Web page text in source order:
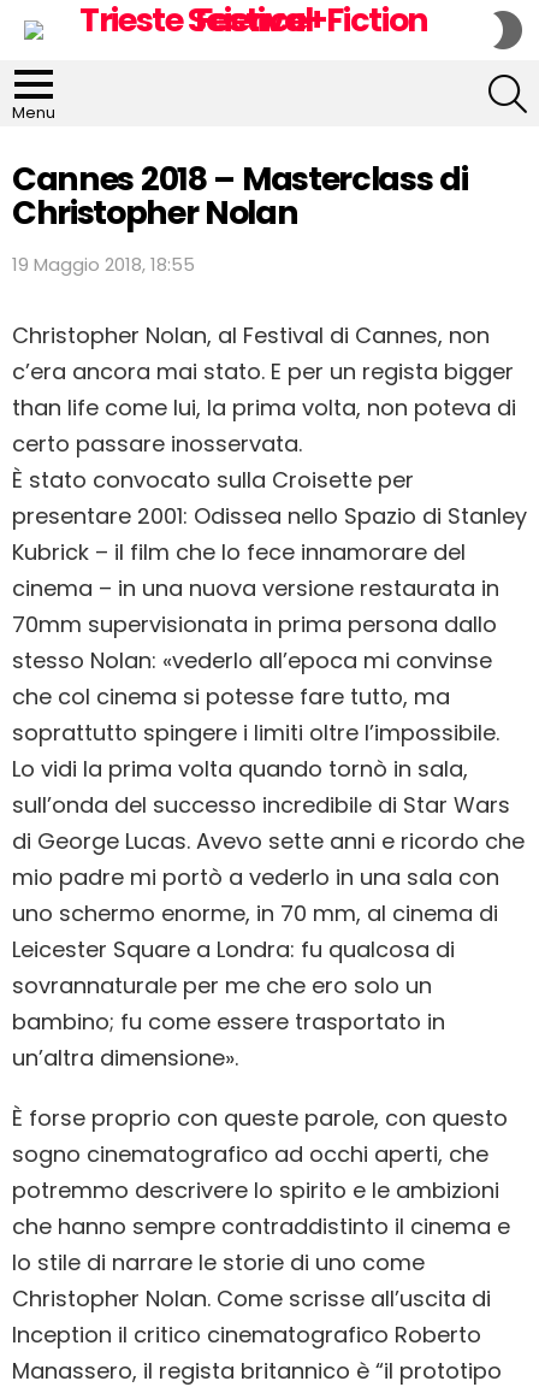
Menu
Cannes 2018 – Masterclass di
Christopher Nolan
19 Maggio 2018, 18:55
Christopher Nolan, al Festival di Cannes, non
c’era ancora mai stato. E per un regista bigger
than life come lui, la prima volta, non poteva di
certo passare inosservata.
È stato convocato sulla Croisette per
presentare 2001: Odissea nello Spazio di Stanley
Kubrick – il film che lo fece innamorare del
cinema – in una nuova versione restaurata in
70mm supervisionata in prima persona dallo
stesso Nolan: «vederlo all’epoca mi convinse
che col cinema si potesse fare tutto, ma
soprattutto spingere i limiti oltre l’impossibile.
Lo vidi la prima volta quando tornò in sala,
sull’onda del successo incredibile di Star Wars
di George Lucas. Avevo sette anni e ricordo che
mio padre mi portò a vederlo in una sala con
uno schermo enorme, in 70 mm, al cinema di
Leicester Square a Londra: fu qualcosa di
sovrannaturale per me che ero solo un
bambino; fu come essere trasportato in
un’altra dimensione».
È forse proprio con queste parole, con questo
sogno cinematografico ad occhi aperti, che
potremmo descrivere lo spirito e le ambizioni
che hanno sempre contraddistinto il cinema e
lo stile di narrare le storie di uno come
Christopher Nolan. Come scrisse all’uscita di
Inception il critico cinematografico Roberto
Manassero, il regista britannico è “il prototipo